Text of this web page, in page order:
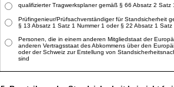
qualifizierter Tragwerksplaner gemäß § 66 Absatz 2
Prüfingenieur/Prüfsachverständiger für Standsicherheit
§ 13 Absatz 1 Satz 1 Nummer 1 oder § 22 Absatz 1
Personen, die in einem anderen Mitgliedstaat der
anderen Vertragsstaat des Abkommens über den
oder der Schweiz zur Erstellung von
sind